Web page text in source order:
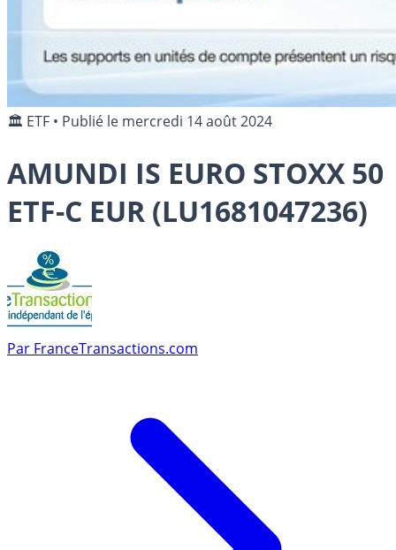
🏛️ ETF • Publié le mercredi 14 août 2024
AMUNDI IS EURO STOXX 50
ETF-C EUR (LU1681047236)
Par FranceTransactions.com